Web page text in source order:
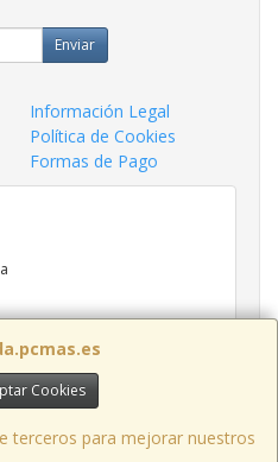
Cookies
terceros para mejorar nuestros
Enviar
Información Legal
Política de Cookies
Formas de Pago